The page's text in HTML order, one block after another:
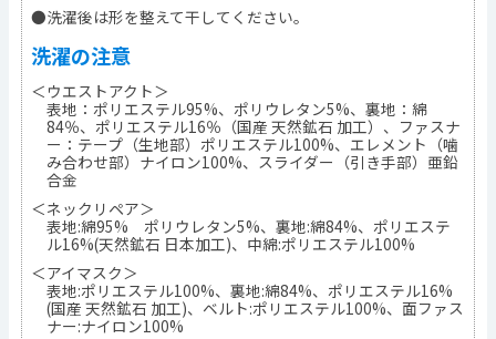
●洗濯後は形を整えて干してください。
洗濯の注意
＜ウエストアクト＞
表地：ポリエステル95%、ポリウレタン5%、裏地：綿
84％、ポリエステル16％（国産 天然鉱石 加工）、ファスナ
ー：テープ（生地部）ポリエステル100%、エレメント（噛
み合わせ部）ナイロン100%、スライダー（引き手部）亜鉛
合金
＜ネックリペア＞
表地:綿95% ポリウレタン5%、裏地:綿84%、ポリエステ
ル16%(天然鉱石 日本加工)、中綿:ポリエステル100%
＜アイマスク＞
表地:ポリエステル100%、裏地:綿84%、ポリエステル16%
(国産 天然鉱石 加工)、ベルト:ポリエステル100%、面ファス
ナー:ナイロン100%